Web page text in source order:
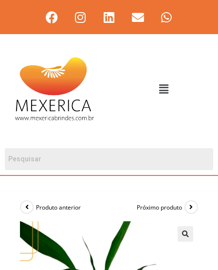
Produto anterior Próximo produto